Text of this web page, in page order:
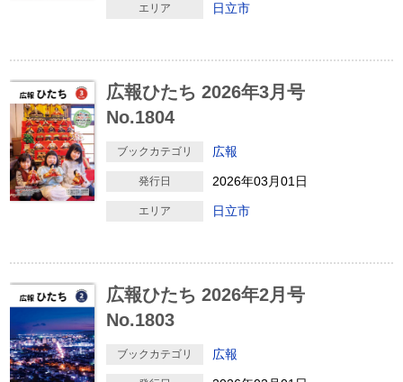
エリア 日立市
広報ひたち 2026年3月号
No.1804
ブックカテゴリ 広報
発行日 2026年03月01日
エリア 日立市
広報ひたち 2026年2月号
No.1803
ブックカテゴリ 広報